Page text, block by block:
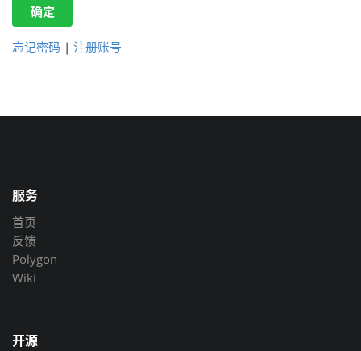
确定
忘记密码 | 注册账号
服务
首页
反馈
Polygon
Wiki
开源